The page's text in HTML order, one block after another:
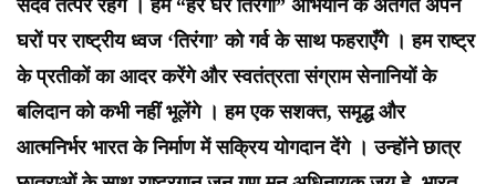
सदैव तत्पर रहेंगे । हम “हर घर तिरंगा” अभियान के अंतर्गत अपने
घरों पर राष्ट्रीय ध्वज ‘तिरंगा’ को गर्व के साथ फहराएँगे । हम राष्ट्र
के प्रतीकों का आदर करेंगे और स्वतंत्रता संग्राम सेनानियों के
बलिदान को कभी नहीं भूलेंगे । हम एक सशक्त, समृद्ध और
आत्मनिर्भर भारत के निर्माण में सक्रिय योगदान देंगे । उन्होंने छात्र